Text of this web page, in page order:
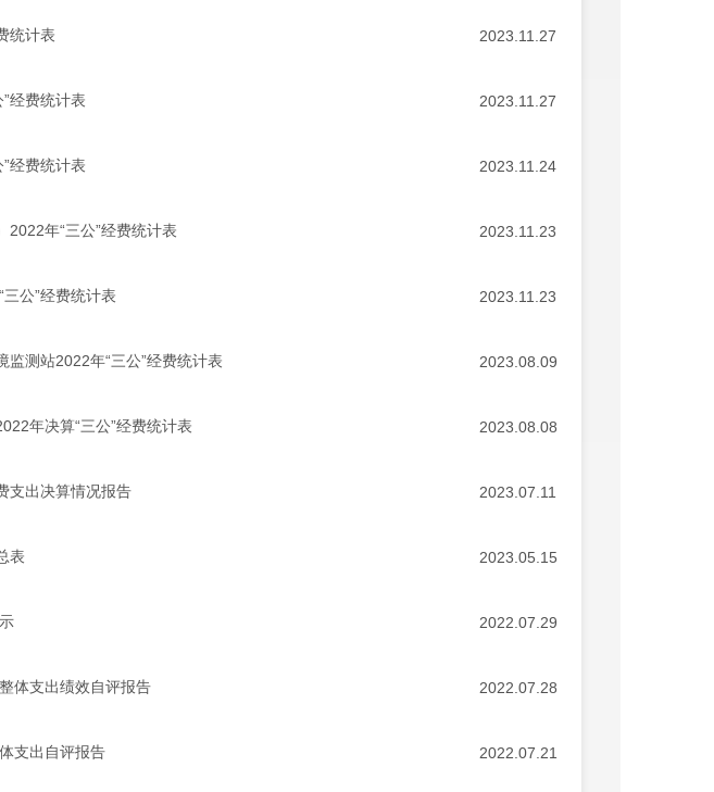
统计表 2023.11.27
经费统计表 2023.11.27
经费统计表 2023.11.24
年“三公”经费统计表 2023.11.23
公”经费统计表 2023.11.23
测站2022年“三公”经费统计表 2023.08.09
年决算“三公”经费统计表 2023.08.08
支出决算情况报告 2023.07.11
表 2023.05.15
2022.07.29
体支出绩效自评报告 2022.07.28
支出自评报告 2022.07.21